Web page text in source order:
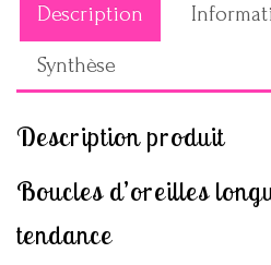
Description
Synthèse
Description produit
Boucles d’oreilles
tendance